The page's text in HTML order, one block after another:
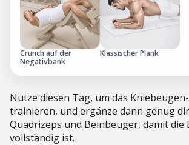
Crunch auf der
Negativbank
Klassischer Plank
Nutze diesen Tag, um das
trainieren, und ergänze dann genug
Quadrizeps und Beinbeuger, damit die
vollständig ist.